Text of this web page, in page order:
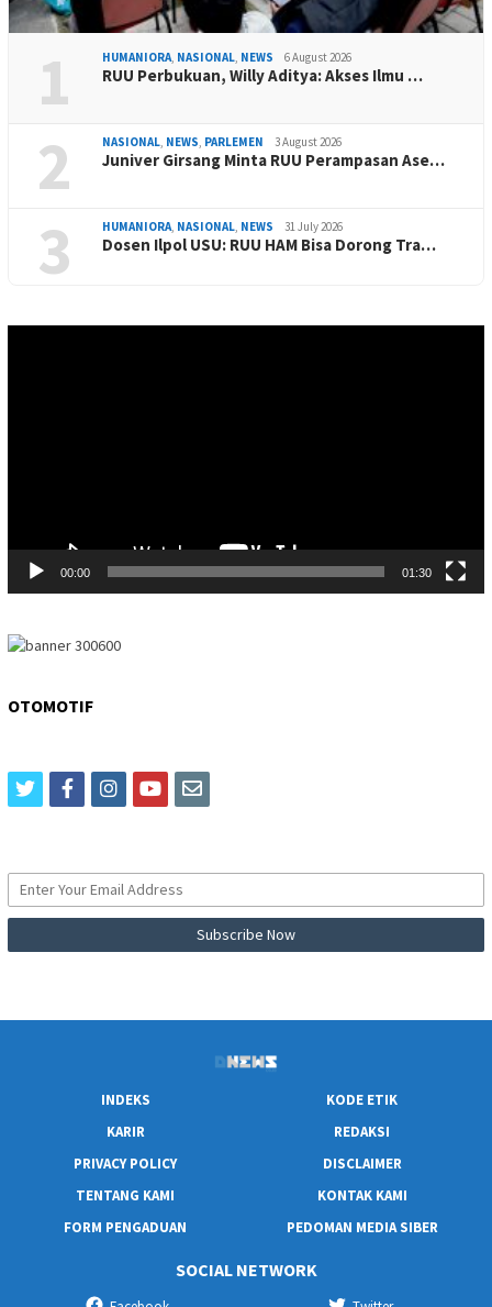
1 HUMANIORA NASIONAL NEWS 6 August 2026
RUU Perbukuan, Willy Aditya: Akses Ilmu …
2 NASIONAL NEWS PARLEMEN 3 August 2026
Juniver Girsang Minta RUU Perampasan Ase…
3 HUMANIORA NASIONAL NEWS 31 July 2026
Dosen Ilpol USU: RUU HAM Bisa Dorong Tra…
00:00 01:30
OTOMOTIF
twitterfacebookinstagram
youtubeemail
INDEKS
KODE ETIK
KARIR
REDAKSI
PRIVACY POLICY
DISCLAIMER
TENTANG KAMI
KONTAK KAMI
FORM PENGADUAN
PEDOMAN MEDIA SIBER
SOCIAL NETWORK